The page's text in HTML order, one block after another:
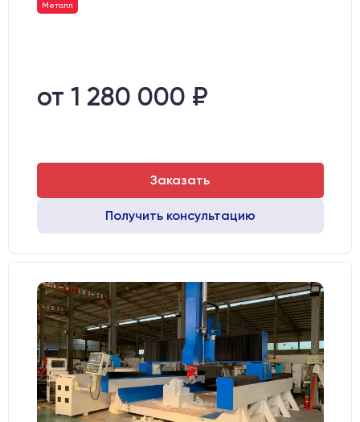
Металл
от 1 280 000 ₽
Заказать
Получить консультацию